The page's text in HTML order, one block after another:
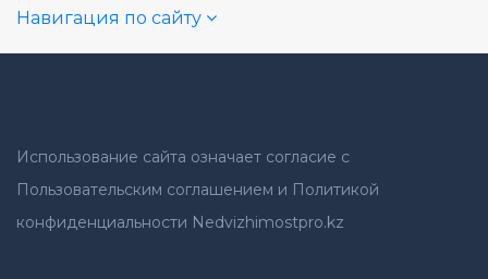
Навигация по сайту
Использование сайта означает согласие с
Пользовательским соглашением и Политикой
конфиденциальности Nedvizhimostpro.kz